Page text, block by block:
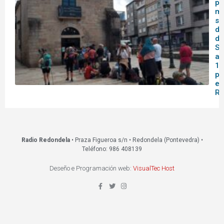
de
14
en
Radio Redondela• Praza Figueroa s/n • Redondela (Pontevedra) •
Teléfono: 986 408139
Deseño e Programación web: VisualTec Host